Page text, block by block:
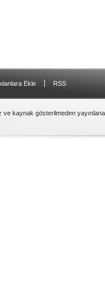
Ekle RSS
ve kaynak gösterilmeden